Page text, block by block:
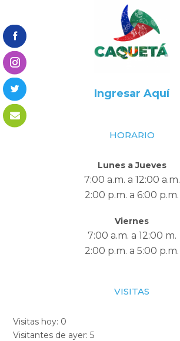
Ingresar Aquí
HORARIO
Lunes a Jueves
7:00 a.m. a 12:00 a.m.
2:00 p.m. a 6:00 p.m.
Viernes
7:00 a.m. a 12:00 m.
2:00 p.m. a 5:00 p.m.
VISITAS
Visitas hoy: 0
Visitantes de ayer:5